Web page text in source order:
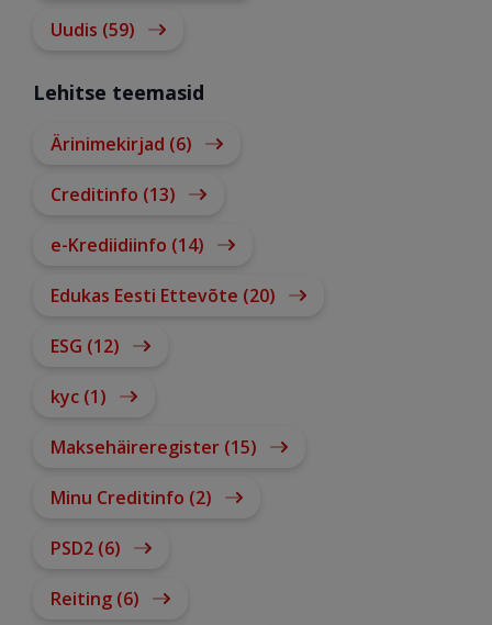
Uudis (59)
Lehitse teemasid
Ärinimekirjad (6)
Creditinfo (13)
e-Krediidiinfo (14)
Edukas Eesti Ettevõte (20)
ESG (12)
kyc (1)
Maksehäireregister (15)
Minu Creditinfo (2)
PSD2 (6)
Reiting (6)